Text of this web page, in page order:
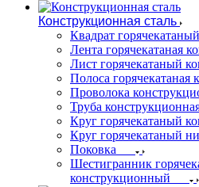
Конструкционная сталь
Квадрат
Лента горячекатаная
Лист горячекатаный
Полоса горячекатаная
Проволока
Труба
Круг горячекатаный
Круг горячекатаный
Поковка
Шестигранник
конструкционный